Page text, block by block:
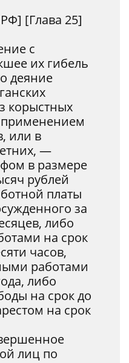
[Глава 25]
с
их гибель
деяние
корыстных
или в
—
в размере
рублей
платы
за
либо
на срок
часов,
работами
либо
на срок до
на срок
лиц по